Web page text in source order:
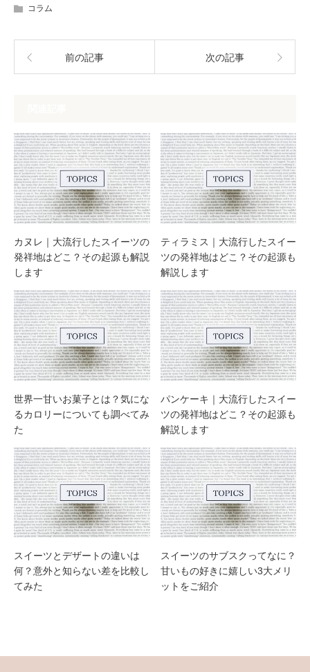
コラム
前の記事 次の記事
カヌレ｜大流行したスイーツの
発祥地はどこ？その起源も解説
します
ティラミス｜大流行したスイー
ツの発祥地はどこ？その起源も
解説します
世界一甘いお菓子とは？気にな
るカロリーについても調べてみ
た
パンケーキ｜大流行したスイー
ツの発祥地はどこ？その起源も
解説します
スイーツとデザートの違いは
何？意外と知らない差を比較し
てみた
スイーツのサブスクってなに？
甘いもの好きに嬉しい3大メリ
ットをご紹介